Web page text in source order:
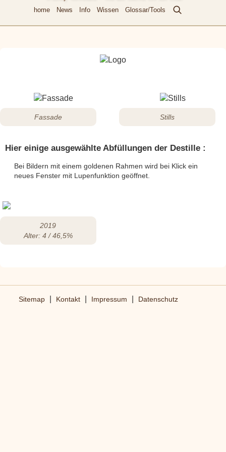
home News Info Wissen Glossar/Tools
Fassade Stills
Hier einige ausgewählte Abfüllungen der Destille :
Bei Bildern mit einem goldenen Rahmen wird bei Klick ein
neues Fenster mit Lupenfunktion geöffnet.
2019
Alter: 4 / 46,5%
Sitemap Kontakt Impressum Datenschutz